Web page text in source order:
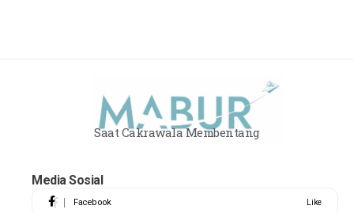
Saat Cakrawala Membentang
Media Sosial
Facebook Like